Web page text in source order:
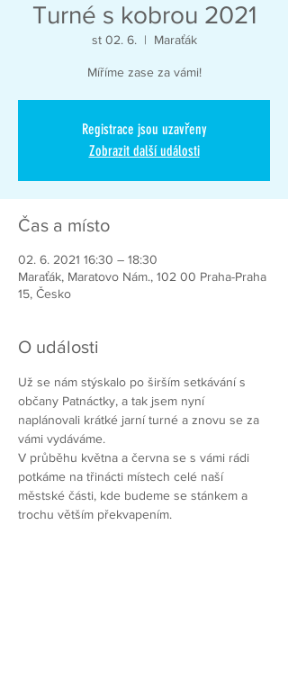
Turné s kobrou 2021
st 02. 6.
  |
Maraťák
Míříme zase za vámi!
Registrace jsou uzavřeny
Zobrazit další události
Čas a místo
02. 6. 2021 16:30 – 18:30
Maraťák, Maratovo Nám., 102 00 Praha-Praha
15, Česko
O události
Už se nám stýskalo po širším setkávání s
občany Patnáctky, a tak jsem nyní
naplánovali krátké jarní turné a znovu se za
vámi vydáváme.
V průběhu května a června se s vámi rádi
potkáme na třinácti místech celé naší
městské části, kde budeme se stánkem a
trochu větším překvapením.